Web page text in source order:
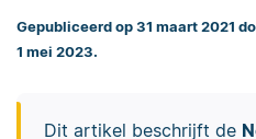
Gepubliceerd op 31 maart 2021
1 mei 2023.
Dit artikel beschrijft de